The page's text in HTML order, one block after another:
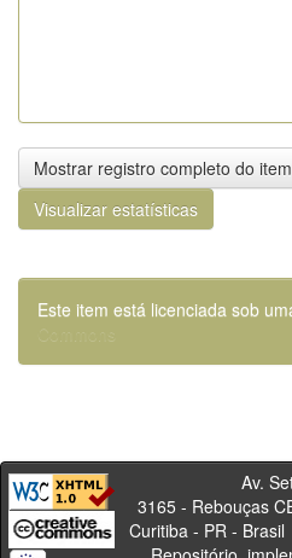
Mostrar registro completo do item
Visualizar estatísticas
Este item está licenciada sob
Commons
Av. Sete de
3165 - Rebouças
Curitiba -